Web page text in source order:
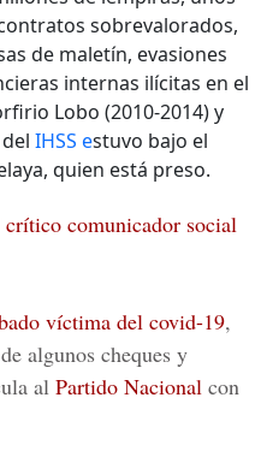
sobrevalorados,
de maletín, evasiones
internas ilícitas en el
Lobo (2010-2014) y
IHSS estuvo bajo el
quien está preso.
comunicador social
víctima del covid-19,
algunos cheques y
al Partido Nacional con